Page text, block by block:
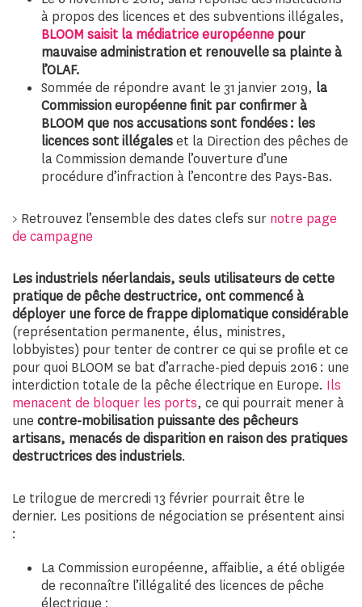
à propos des licences et des subventions illégales,
BLOOM saisit la médiatrice européenne pour
mauvaise administration et renouvelle sa plainte à
l’OLAF.
Sommée de répondre avant le 31 janvier 2019, la
Commission européenne finit par confirmer à
BLOOM que nos accusations sont fondées : les
licences sont illégaleset la Direction des pêches de
la Commission demande l’ouverture d’une
procédure d’infraction à l’encontre des Pays-Bas.
> Retrouvez l’ensemble des dates clefs sur notre page
de campagne
Les industriels néerlandais, seuls utilisateurs de cette
pratique de pêche destructrice, ont commencé à
déployer une force de frappe diplomatique considérable
(représentation permanente, élus, ministres,
lobbyistes) pour tenter de contrer ce qui se profile et ce
pour quoi BLOOM se bat d’arrache-pied depuis 2016 : une
interdiction totale de la pêche électrique en Europe. Ils
menacent de bloquer les ports, ce qui pourrait mener à
une contre-mobilisation puissante des pêcheurs
artisans, menacés de disparition en raison des pratiques
destructrices des industriels.
Le trilogue de mercredi 13 février pourrait être le
dernier. Les positions de négociation se présentent ainsi
:
La Commission européenne, affaiblie, a été obligée
de reconnaître l’illégalité des licences de pêche
électrique ;